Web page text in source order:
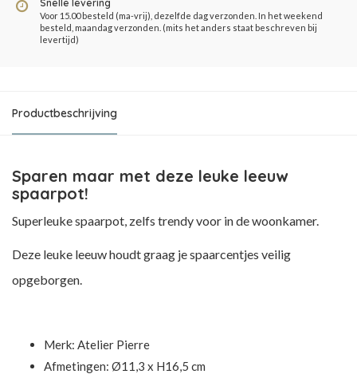
Snelle levering
Voor 15.00 besteld (ma-vrij), dezelfde dag verzonden. In het weekend
besteld, maandag verzonden. (mits het anders staat beschreven bij
levertijd)
Productbeschrijving
Sparen maar met deze leuke leeuw
spaarpot!
Superleuke spaarpot, zelfs trendy voor in de woonkamer.
Deze leuke leeuw houdt graag je spaarcentjes veilig
opgeborgen.
Merk: Atelier Pierre
Afmetingen: Ø11,3 x H16,5 cm